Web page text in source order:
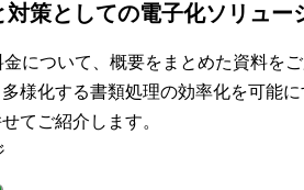
対策としての電子化ソリュ
について、概要をまとめた資料をご
様化する書類処理の効率化を可能に
てご紹介します。